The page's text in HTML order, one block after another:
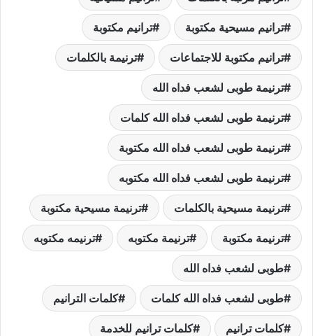
ترانيم مسيحية مكتوبة ترانيم مكتوبة
ترانيم مكتوبة للاجتماعات ترنيمة بالكلمات
ترنيمة طوبى لشعب فداه الله
ترنيمة طوبى لشعب فداه الله كلمات
ترنيمة طوبى لشعب فداه الله مكتوبة
ترنيمة طوبى لشعب فداه الله مكتوبه
ترنيمة مسيحية بالكلمات ترنيمة مسيحية مكتوبة
ترنيمة مكتوبة ترنيمة مكتوبه ترنيمه مكتوبه
طوبى لشعب فداه الله
طوبى لشعب فداه الله كلمات كلمات الترانيم
كلمات ترانيم كلمات ترانيم للخدمة